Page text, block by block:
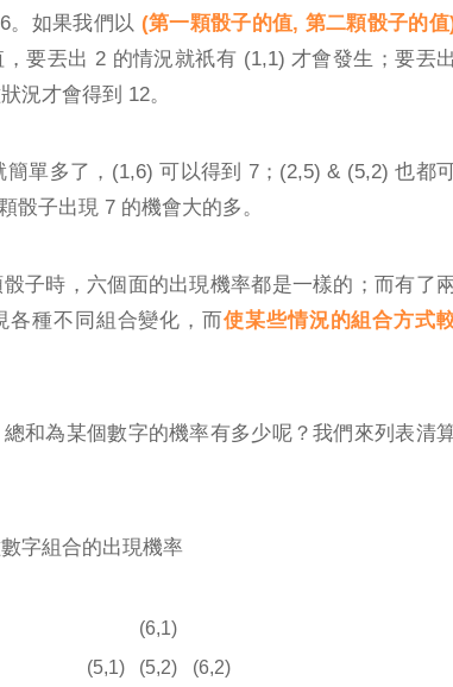
。如果我們以 (第一顆骰子的值, 第二顆骰子的值
要丟出 2 的情況就祇有 (1,1) 才會發生；要丟出
況才會得到 12。
單多了，(1,6) 可以得到 7；(2,5) & (5,2) 也都
骰子出現 7 的機會大的多。
子時，六個面的出現機率都是一樣的；而有了
各種不同組合變化，而使某些情況的組合方式
和為某個數字的機率有多少呢？我們來列表清
字組合的出現機率
(6,1)
(5,1)
(5,2) (6,2)